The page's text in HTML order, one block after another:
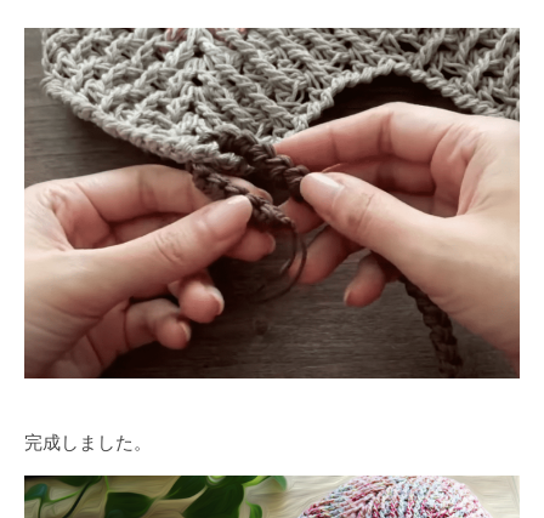
完成しました。